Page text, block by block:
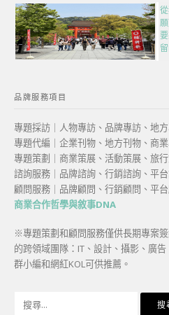
品牌服務項目
專題採訪｜人物專訪、品牌專訪、地
專題代編｜企業刊物、地方刊物、商
專題策劃｜商業策展、活動策展、旅
諮詢服務｜品牌諮詢、行銷諮詢、平
顧問服務｜品牌顧問、行銷顧問、平
商業合作哲學與敘事DNA
※專題策劃和顧問服務僅供長期專案
的跨領域團隊：IT、設計、攝影、廣
群小編和網紅KOL可供推薦。